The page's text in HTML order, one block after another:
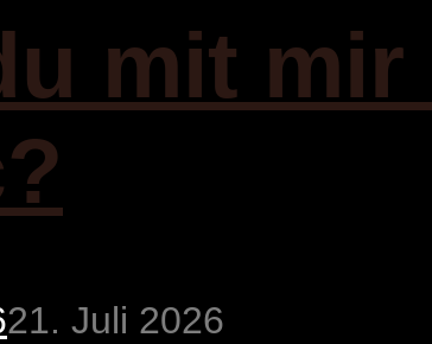
mit mir
21. Juli 2026